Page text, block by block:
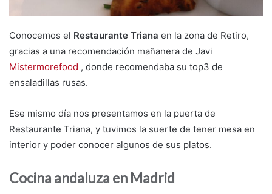
Conocemos el Restaurante Triana en la zona de Retiro,
gracias a una recomendación mañanera de Javi
Mistermorefood , donde recomendaba su top3 de
ensaladillas rusas.
Ese mismo día nos presentamos en la puerta de
Restaurante Triana, y tuvimos la suerte de tener mesa en
interior y poder conocer algunos de sus platos.
Cocina andaluza en Madrid